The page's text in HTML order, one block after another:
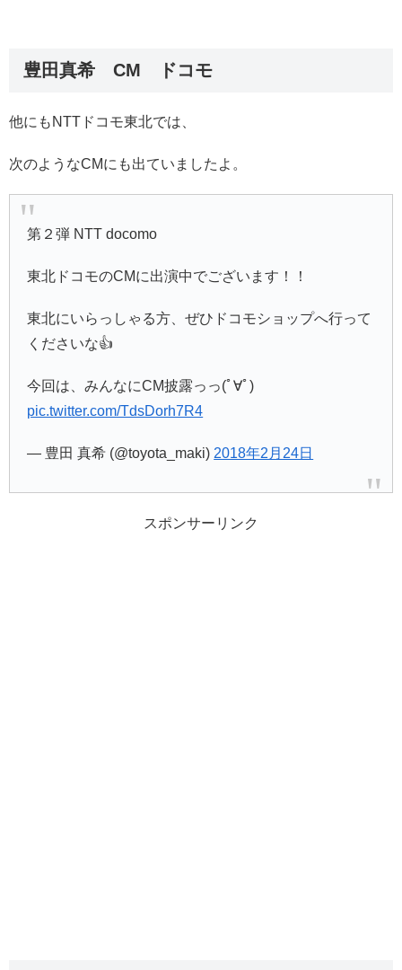
豊田真希 CM ドコモ
他にもNTTドコモ東北では、
次のようなCMにも出ていましたよ。
第２弾 NTT docomo
東北ドコモのCMに出演中でございます！！
東北にいらっしゃる方、ぜひドコモショップへ行って
くださいな👍
今回は、みんなにCM披露っっ(ﾟ∀ﾟ)
pic.twitter.com/TdsDorh7R4
— 豊田 真希 (@toyota_maki) 2018年2月24日
スポンサーリンク